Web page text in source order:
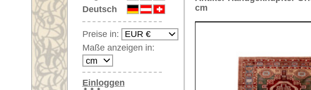
Einloggen
Noch kein Kunden-
Login?
Ihr Warenkorb:
Ihr Warenkorb ist leer.
Artikelnummer: